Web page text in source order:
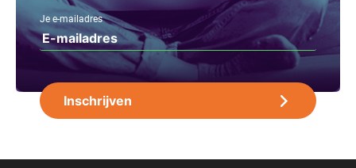
Je e-mailadres